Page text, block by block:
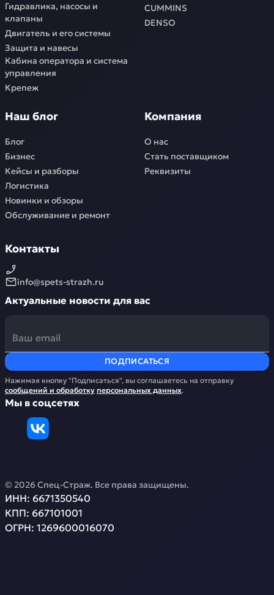
Гидравлика, насосы и
клапаны
Двигатель и его системы
Защита и навесы
Кабина оператора и система
управления
Крепеж
CUMMINS
DENSO
Наш блог
Блог
Бизнес
Кейсы и разборы
Логистика
Новинки и обзоры
Обслуживание и ремонт
Компания
О нас
Стать поставщиком
Реквизиты
Контакты
info@spets-strazh.ru
Актуальные новости для вас
ПОДПИСАТЬСЯ
Нажимая кнопку "Подписаться", вы соглашаетесь на отправку
сообщений и обработку персональных данных.
Мы в соцсетях
© 2026Спец-Страж. Все права защищены.
ИНН: 6671350540
КПП: 667101001
ОГРН: 1269600016070